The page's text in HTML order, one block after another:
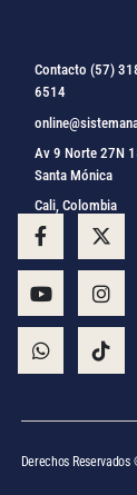
Contacto (57)
6514
Av 9 Norte 27N
Santa Mónica
Cali, Colombia
Derechos